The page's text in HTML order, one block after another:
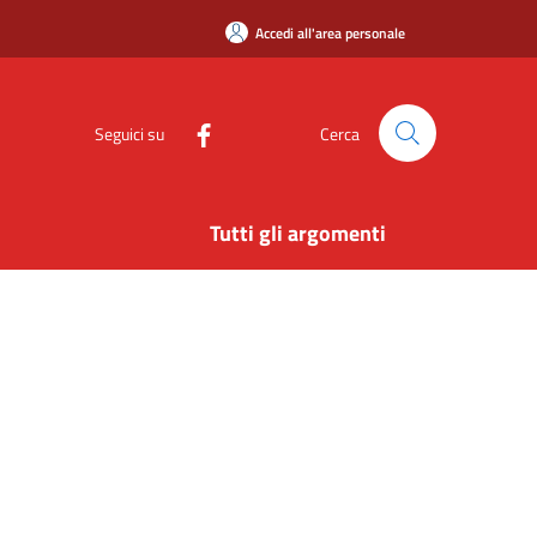
Accedi all'area personale
Seguici su Cerca
Tutti gli argomenti